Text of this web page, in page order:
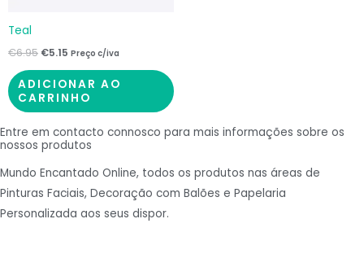
Teal
€6.95 €5.15 Preço c/iva
ADICIONAR AO
CARRINHO
Entre em contacto connosco para mais informações sobre os
nossos produtos
Mundo Encantado Online, todos os produtos nas áreas de
Pinturas Faciais, Decoração com Balões e Papelaria
Personalizada aos seus dispor.